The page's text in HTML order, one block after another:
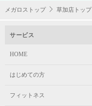
メガロストップ 草加店トップ
サービス
HOME
はじめての方
フィットネス